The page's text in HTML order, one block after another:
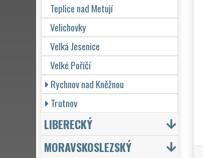
Teplice nad Metují
Velichovky
Velká Jesenice
Velké Poříčí
Rychnov nad Kněžnou
Trutnov
LIBERECKÝ
MORAVSKOSLEZSKÝ